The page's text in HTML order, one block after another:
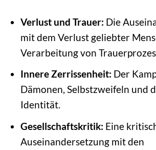
Verlust und Trauer: Die
mit dem Verlust geliebter
Verarbeitung von
Innere Zerrissenheit: Der
Dämonen, Selbstzweifeln und
Identität.
Gesellschaftskritik: Eine
Auseinandersetzung mit den